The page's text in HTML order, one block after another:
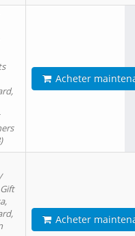
Acheter
Acheter